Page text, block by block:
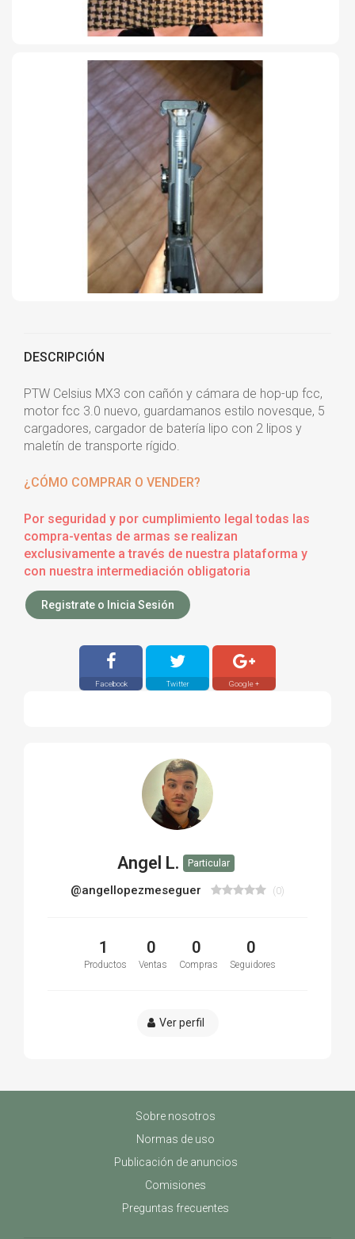
DESCRIPCIÓN
PTW Celsius MX3 con cañón y cámara de hop-up fcc,
motor fcc 3.0 nuevo, guardamanos estilo novesque, 5
cargadores, cargador de batería lipo con 2 lipos y
maletín de transporte rígido.
¿CÓMO COMPRAR O VENDER?
Por seguridad y por cumplimiento legal todas las
compra-ventas de armas se realizan
exclusivamente a través de nuestra plataforma y
con nuestra intermediación obligatoria
Registrate o Inicia Sesión
Facebook Twitter Google +
Angel L. Particular
@angellopezmeseguer (0)
1
Productos
0
Ventas
0
Compras
0
Seguidores
Ver perfil
Sobre nosotros
Normas de uso
Publicación de anuncios
Comisiones
Preguntas frecuentes